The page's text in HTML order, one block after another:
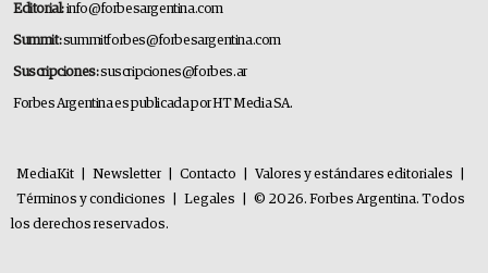
Editorial:info@forbesargentina.com
Summit:summitforbes@forbesargentina.com
Suscripciones:suscripciones@forbes.ar
Forbes Argentina es publicada por HT Media SA.
MediaKit Newsletter Contacto Valores y estándares editoriales
Términos y condiciones
Legales
© 2026. Forbes Argentina. Todos
los derechos reservados.